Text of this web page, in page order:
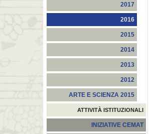
2017
2016
2015
2014
2013
2012
ARTE E SCIENZA 2015
ATTIVITÀ ISTITUZIONALI
INIZIATIVE CEMAT